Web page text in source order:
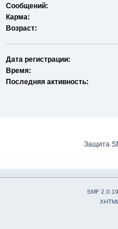
Сообщений:
Карма:
Возраст:
Дата регистрации:
Время:
Последняя активность:
Защита
SMF 2.0.19